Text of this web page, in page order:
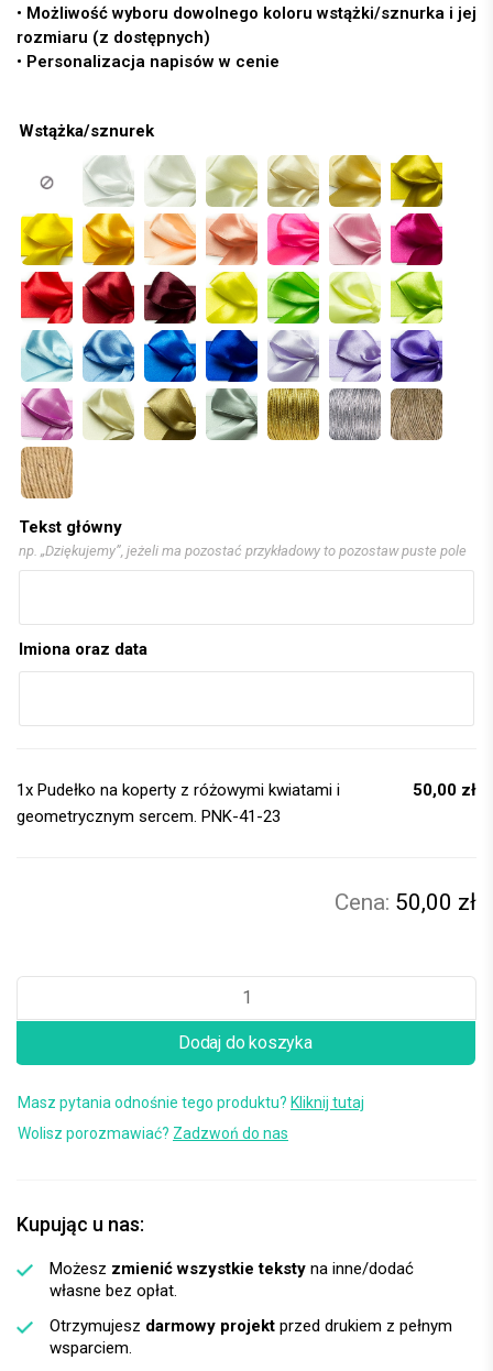
• Możliwość wyboru dowolnego koloru wstążki/sznurka i jej
rozmiaru (z dostępnych)
• Personalizacja napisów w cenie
Wstążka/sznurek
Tekst główny
np. „Dziękujemy”, jeżeli ma pozostać przykładowy to pozostaw puste pole
Imiona oraz data
1x Pudełko na koperty z różowymi kwiatami i
geometrycznym sercem. PNK-41-23
50,00 zł
50,00 zł
Dodaj do koszyka
Masz pytania odnośnie tego produktu? Kliknij tutaj
Wolisz porozmawiać? Zadzwoń do nas
Kupując u nas:
Możesz zmienić wszystkie teksty na inne/dodać
własne bez opłat.
Otrzymujesz darmowy projekt przed drukiem z pełnym
wsparciem.